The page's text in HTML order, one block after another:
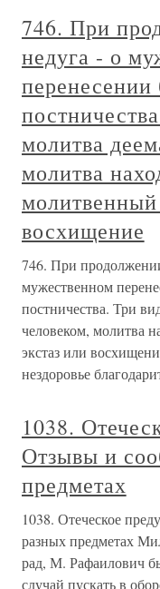
746. При
недуга - о
молитва
молитва
молитвенный
восхищение
746. При
мужественном
постничества. Три
человеком, молитва
экстаз или
нездоровье
1038.
Отзывы и
предметах
1038. Отеческое
разных предметах
рад, М. Рафаилович
случай пускать в